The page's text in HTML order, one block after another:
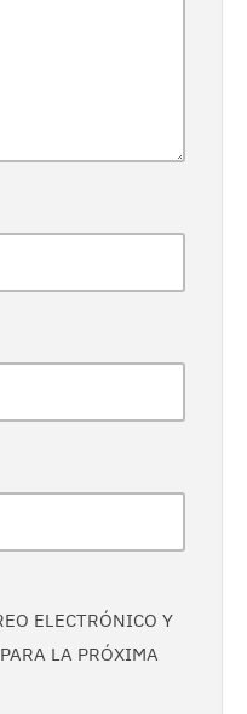
ELECTRÓNICO Y
LA PRÓXIMA